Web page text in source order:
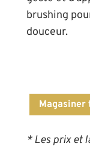
Magasiner
brushing
douceur.
* Les prix et